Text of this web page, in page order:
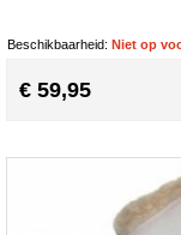
Beschikbaarheid: Niet op
€ 59,95